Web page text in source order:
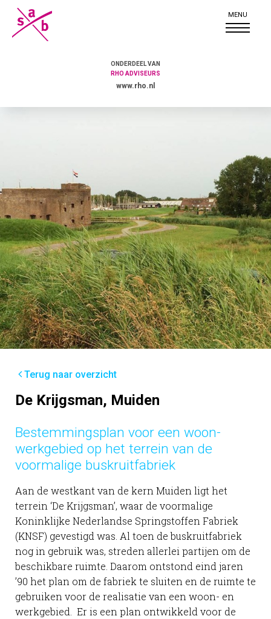
ONDERDEEL VAN
RHO ADVISEURS
www.rho.nl
Terug naar overzicht
De Krijgsman, Muiden
Bestemmingsplan voor een woon-
werkgebied op het terrein van de
voormalige buskruitfabriek
Aan de westkant van de kern Muiden ligt het
terrein ‘De Krijgsman’, waar de voormalige
Koninklijke Nederlandse Springstoffen Fabriek
(KNSF) gevestigd was. Al toen de buskruitfabriek
nog in gebruik was, streden allerlei partijen om de
beschikbare ruimte. Daarom ontstond eind jaren
’90 het plan om de fabriek te sluiten en de ruimte te
gebruiken voor de realisatie van een woon- en
werkgebied. Er is een plan ontwikkeld voor de